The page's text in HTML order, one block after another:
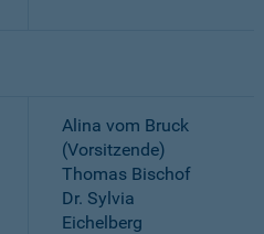
Alina vom Bruck
(Vorsitzende)
Thomas Bischof
Dr. Sylvia
Eichelberg